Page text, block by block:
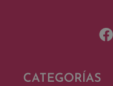
CATEGORÍAS